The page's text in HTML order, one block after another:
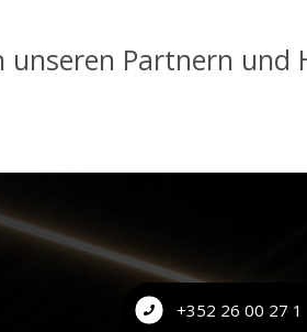
unseren Partnern und
+352 26 00 27 1